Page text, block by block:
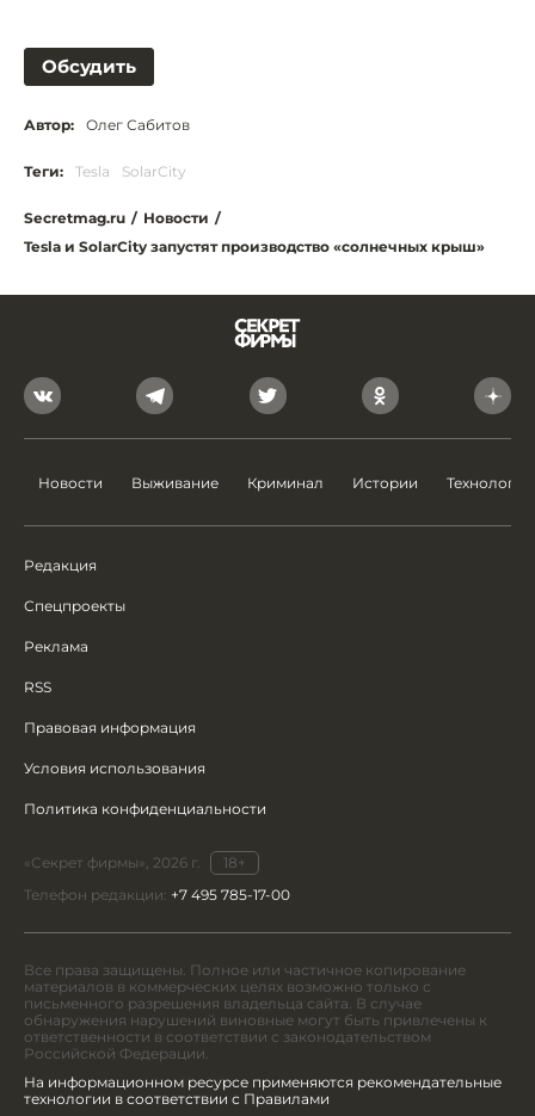
Обсудить
Автор: Олег Сабитов
Теги: Tesla SolarCity
Secretmag.ru / Новости /
Tesla и SolarCity запустят производство «солнечных крыш»
Новости Выживание Криминал Истории Технологии
Редакция
Спецпроекты
Реклама
RSS
Правовая информация
Условия использования
Политика конфиденциальности
«Секрет фирмы», 2026 г.
18+
Телефон редакции: +7 495 785-17-00
Все права защищены. Полное или частичное копирование
материалов в коммерческих целях возможно только с
письменного разрешения владельца сайта. В случае
обнаружения нарушений виновные могут быть привлечены к
ответственности в соответствии с законодательством
Российской Федерации.
На информационном ресурсе применяются рекомендательные
технологии в соответствии с Правилами